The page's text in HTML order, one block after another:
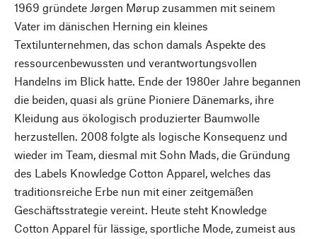
1969 gründete Jørgen Mørup zusammen mit seinem
Vater im dänischen Herning ein kleines
Textilunternehmen, das schon damals Aspekte des
ressourcenbewussten und verantwortungsvollen
Handelns im Blick hatte. Ende der 1980er Jahre begannen
die beiden, quasi als grüne Pioniere Dänemarks, ihre
Kleidung aus ökologisch produzierter Baumwolle
herzustellen. 2008 folgte als logische Konsequenz und
wieder im Team, diesmal mit Sohn Mads, die Gründung
des Labels Knowledge Cotton Apparel, welches das
traditionsreiche Erbe nun mit einer zeitgemäßen
Geschäftsstrategie vereint. Heute steht Knowledge
Cotton Apparel für lässige, sportliche Mode, zumeist aus